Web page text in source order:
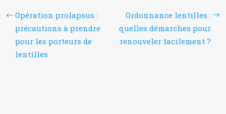
Opération prolapsus :
précautions à prendre
pour les porteurs de
lentilles
Ordonnance lentilles :
quelles démarches pour
renouveler facilement ?